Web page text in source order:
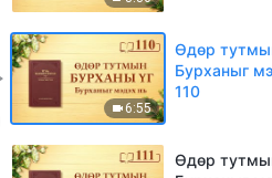
6:55
Өдөр
Бурханыг
110
Өдөр